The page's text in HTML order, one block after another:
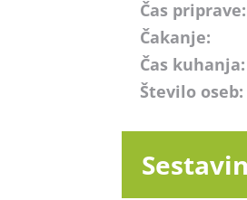
Čas
Čakanje:
Čas kuhanja:
Število oseb: